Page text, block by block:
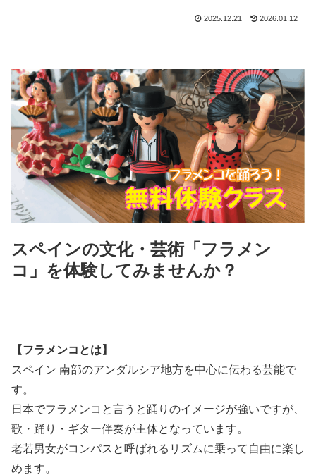
2025.12.21 2026.01.12
スペインの文化・芸術「フラメン
コ」を体験してみませんか？
【フラメンコとは】
スペイン 南部のアンダルシア地方を中心に伝わる芸能で
す。
日本でフラメンコと言うと踊りのイメージが強いですが、
歌・踊り・ギター伴奏が主体となっています。
老若男女がコンパスと呼ばれるリズムに乗って自由に楽し
めます。